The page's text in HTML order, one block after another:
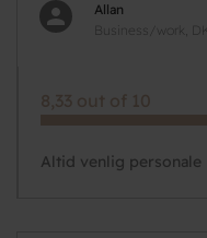
Allan
Business/work, DK
8,33 out of 10
Altid venlig personale